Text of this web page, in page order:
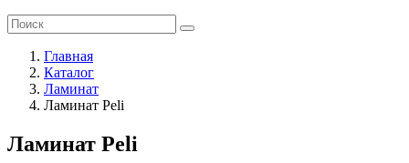
Главная
Каталог
Ламинат
Ламинат Peli
Ламинат Peli